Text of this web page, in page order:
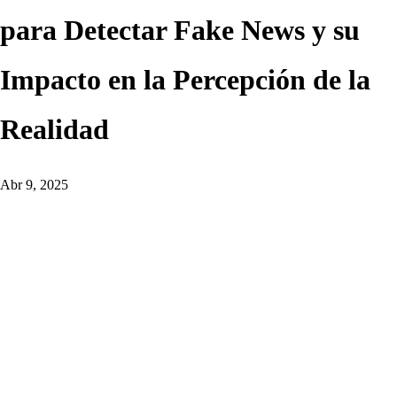
para Detectar Fake News y su
Impacto en la Percepción de la
Realidad
Abr 9, 2025